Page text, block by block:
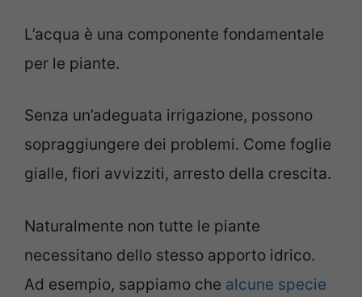
L’acqua è una componente fondamentale
per le piante.
Senza un’adeguata irrigazione, possono
sopraggiungere dei problemi. Come foglie
gialle, fiori avvizziti, arresto della crescita.
Naturalmente non tutte le piante
necessitano dello stesso apporto idrico.
Ad esempio, sappiamo che alcune specie